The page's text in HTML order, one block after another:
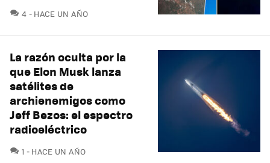
4 COMENTARIOS
HACE UN AÑO
La razón oculta por la
que Elon Musk lanza
satélites de
archienemigos como
Jeff Bezos: el espectro
radioeléctrico
1 COMENTARIOS
HACE UN AÑO